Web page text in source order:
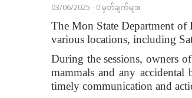
03/06/2025 - 0 မှတ်ချက်များ
The Mon State Department of
various locations, including
During the sessions, owners
mammals and any
timely communication and